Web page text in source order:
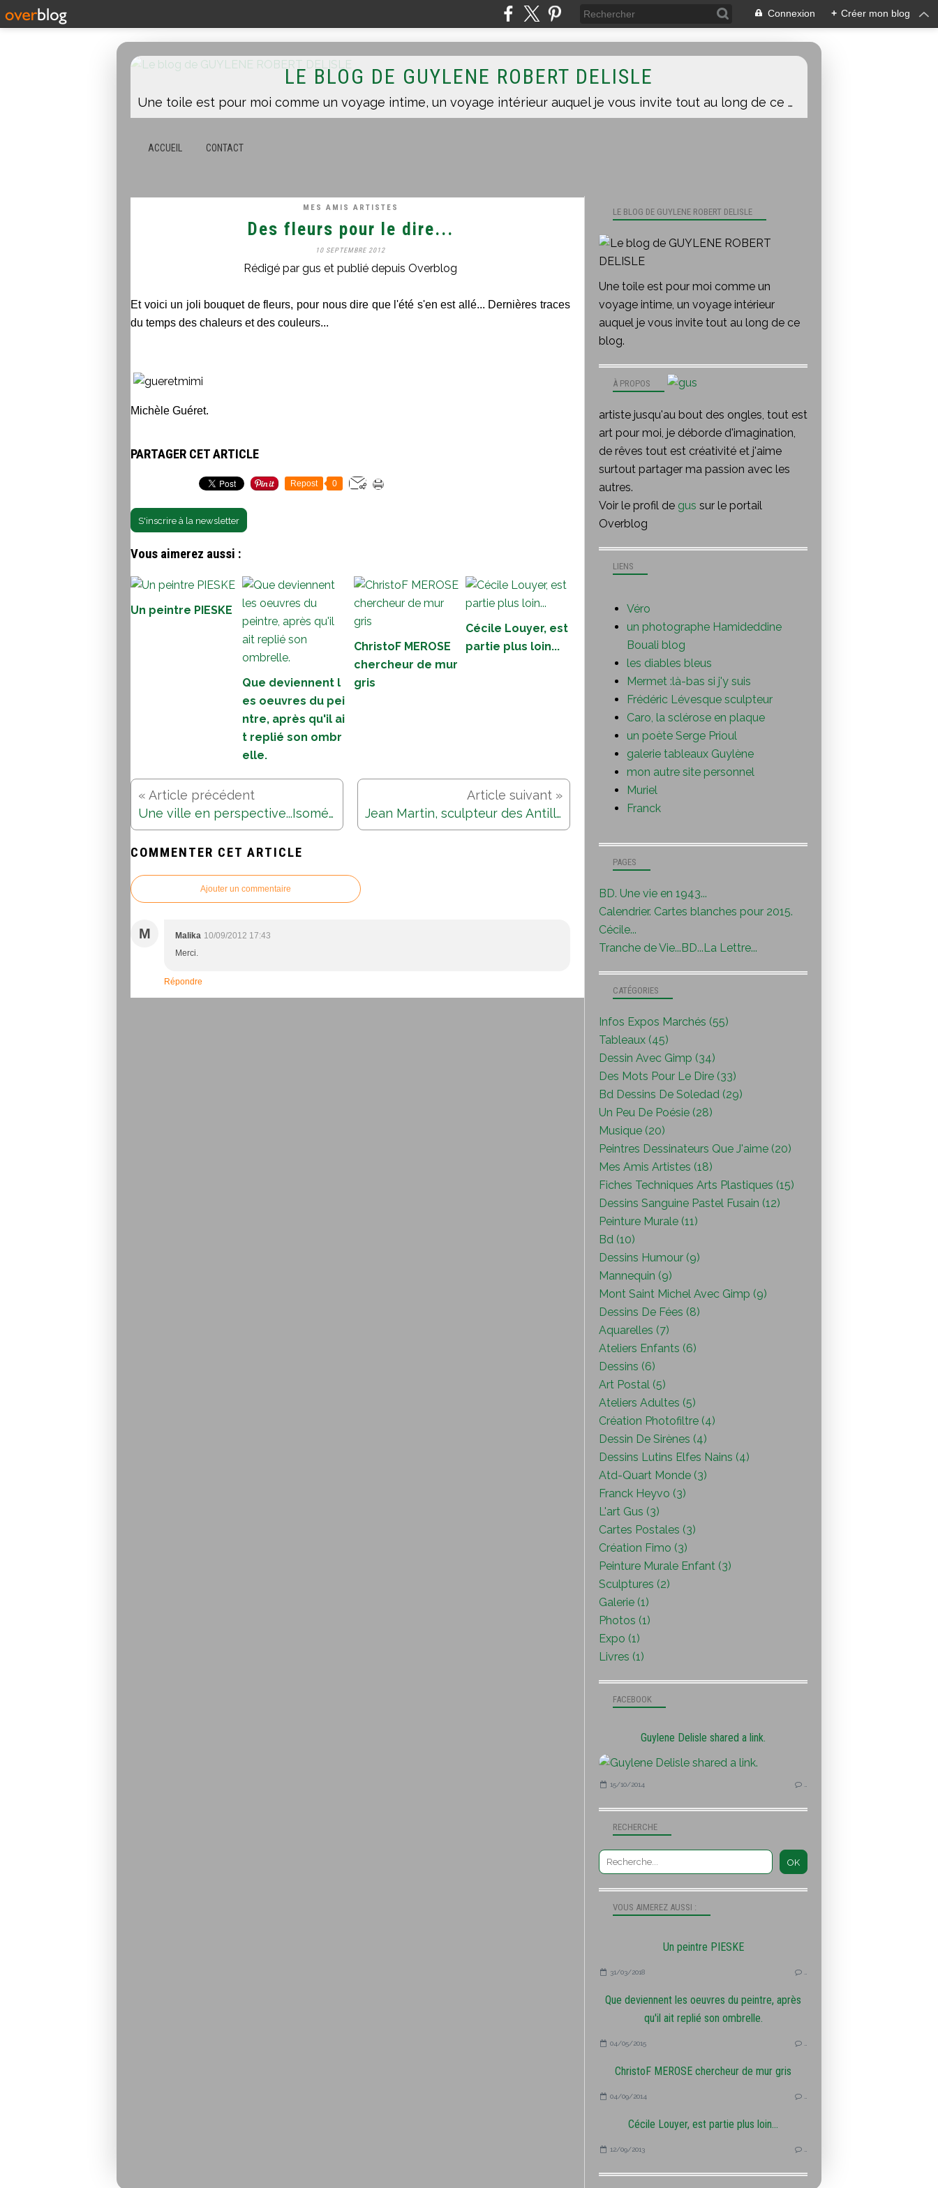
Connexion + Créer mon blog
LE BLOG DE GUYLENE ROBERT DELISLE
Une toile est pour moi comme un voyage intime, un voyage intérieur auquel je vous invite tout au long de ce blog.
ACCUEIL CONTACT
MES AMIS ARTISTES
Des fleurs pour le dire...
10 SEPTEMBRE 2012
Rédigé par gus et publié depuis Overblog
Et voici un joli bouquet de fleurs, pour nous dire que l'été s'en est allé... Dernières traces
du temps des chaleurs et des couleurs...
Michèle Guéret.
PARTAGER CET ARTICLE
Repost 0
S'inscrire à la newsletter
Vous aimerez aussi :
Un peintre PIESKE
Que deviennent l
es oeuvres du pei
ntre, après qu'il ai
t replié son ombr
elle.
ChristoF MEROSE
chercheur de mur
gris
Cécile Louyer, est
partie plus loin...
Une ville en perspective...Isométrique. Jean Martin, sculpteur des Antilles...
COMMENTER CET ARTICLE
Ajouter un commentaire
M Malika 10/09/2012 17:43
Merci.
Répondre
RECHERCHE
LE BLOG DE GUYLENE ROBERT DELISLE
Une toile est pour moi comme un
voyage intime, un voyage intérieur
auquel je vous invite tout au long de ce
blog.
À PROPOS
artiste jusqu'au bout des ongles, tout est
art pour moi, je déborde d'imagination,
de rêves tout est créativité et j'aime
surtout partager ma passion avec les
autres.
Voir le profil de gus sur le portail
Overblog
VOUS AIMEREZ AUSSI :
Un peintre PIESKE
31/03/2018
Que deviennent les oeuvres du peintre, après
qu'il ait replié son ombrelle.
04/05/2015
ChristoF MEROSE chercheur de mur gris
04/09/2014
Cécile Louyer, est partie plus loin...
12/09/2013
FACEBOOK
Guylene Delisle shared a link.
15/10/2014
PAGES
BD. Une vie en 1943...
Calendrier. Cartes blanches pour 2015.
Cécile...
Tranche de Vie...BD...La Lettre...
CATÉGORIES
Infos Expos Marchés (55)
Tableaux (45)
Dessin Avec Gimp (34)
Des Mots Pour Le Dire (33)
Bd Dessins De Soledad (29)
Un Peu De Poésie (28)
Musique (20)
Peintres Dessinateurs Que J'aime (20)
Mes Amis Artistes (18)
Fiches Techniques Arts Plastiques (15)
Dessins Sanguine Pastel Fusain (12)
Peinture Murale (11)
Bd (10)
Dessins Humour (9)
Mannequin (9)
Mont Saint Michel Avec Gimp (9)
Dessins De Fées (8)
Aquarelles (7)
Ateliers Enfants (6)
Dessins (6)
Art Postal (5)
Ateliers Adultes (5)
Création Photofiltre (4)
Dessin De Sirènes (4)
Dessins Lutins Elfes Nains (4)
Atd-Quart Monde (3)
Franck Heyvo (3)
L'art Gus (3)
Cartes Postales (3)
Création Fimo (3)
Peinture Murale Enfant (3)
Sculptures (2)
Galerie (1)
Photos (1)
Expo (1)
Livres (1)
LIENS
Véro
un photographe Hamideddine
Bouali blog
les diables bleus
Mermet :là-bas si j'y suis
Frédéric Lévesque sculpteur
Caro, la sclérose en plaque
un poète Serge Prioul
galerie tableaux Guylène
mon autre site personnel
Muriel
Franck